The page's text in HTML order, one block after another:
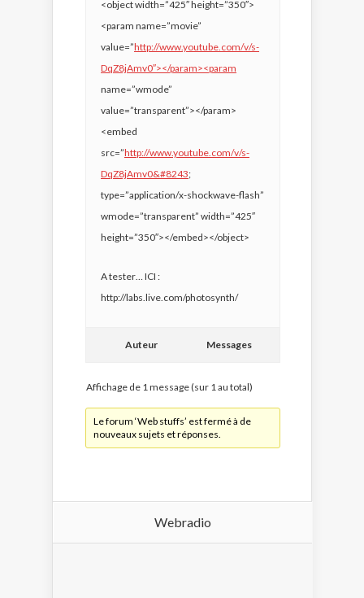
<object width=”425″ height=”350″>
<param name=”movie”
value=”http://www.youtube.com/v/s-
DqZ8jAmv0″></param><param
name=”wmode”
value=”transparent”></param>
<embed
src=”http://www.youtube.com/v/s-
DqZ8jAmv0&#8243;
type=”application/x-shockwave-flash”
wmode=”transparent” width=”425″
height=”350″></embed></object>
A tester… ICI :
http://labs.live.com/photosynth/
Auteur Messages
Affichage de 1 message (sur 1 au total)
Le forum ‘Web stuffs’ est fermé à de
nouveaux sujets et réponses.
Webradio